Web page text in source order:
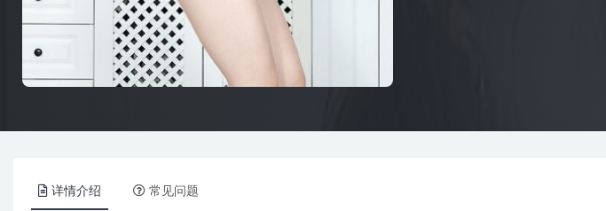
详情介绍 常见问题